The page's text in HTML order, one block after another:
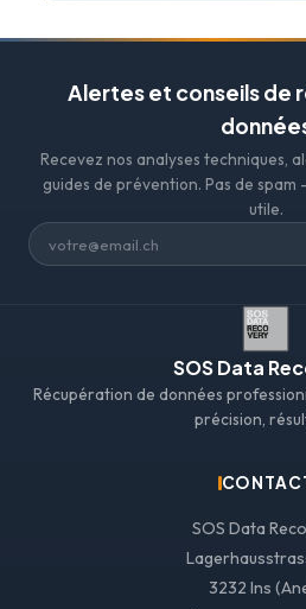
Alertes et conseils de
Recevez nos analyses techniques,
guides de prévention. Pas de
utile.
SOS Data
Récupération de données
précision,
SOS Data
3232 Ins